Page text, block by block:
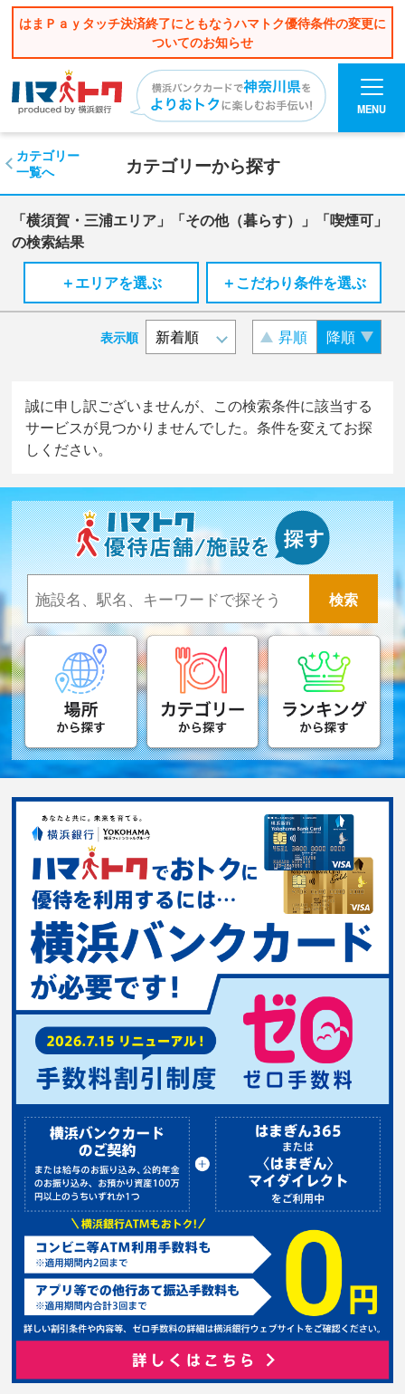
はまＰａｙタッチ決済終了にともなうハマトク優待条件の変更に
ついてのお知らせ
MENU
カテゴリーから探す
カテゴリー
一覧へ
「横須賀・三浦エリア」「その他（暮らす）」「喫煙可」
の検索結果
＋エリアを選ぶ
＋こだわり条件を選ぶ
表示順 昇順 降順
誠に申し訳ございませんが、この検索条件に該当する
サービスが見つかりませんでした。条件を変えてお探
しください。